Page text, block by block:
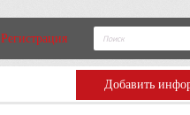
Регистрация
Добавить